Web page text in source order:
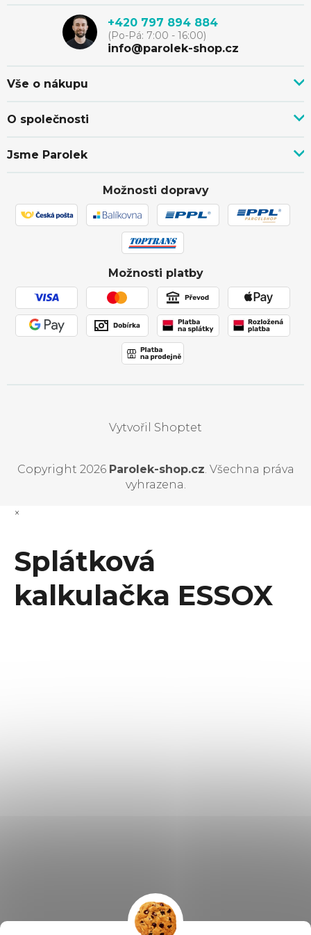
k
y
s
u
t
+420 797 894 884
(Po-Pá: 7:00 - 16:00)
info@parolek-shop.cz
Vše o nákupu
Doprava, platba a služby
Nákup na splátky
Individuální cenová nabídka
Reklamace a vrácení zboží
Zásilka přišla poškozena
O společnosti
Hodnocení obchodu
Affiliate program
Používání souborů cookies
Jsme Parolek
Truhlářství
Možnosti dopravy
Možnosti platby
Vytvořil Shoptet
Copyright 2026 Parolek-shop.cz . Všechna práva
vyhrazena.
×
Splátková
kalkulačka ESSOX